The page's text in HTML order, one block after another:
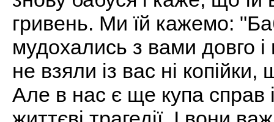
гривень. Ми їй кажемо:
мудохались з вами довго
не взяли із вас ні
Але в нас є ще купа справ